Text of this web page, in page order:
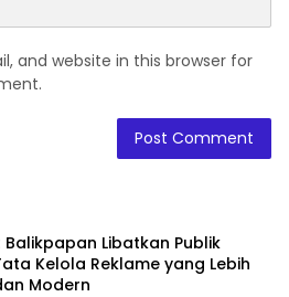
and website in this browser for
Balikpapan Libatkan Publik
Kelola Reklame yang Lebih
Modern